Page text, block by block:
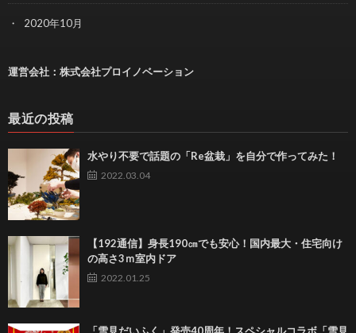
2020年10月
運営会社： 株式会社プロイノベーション
最近の投稿
水やり不要で話題の「Re盆栽」を自分で作ってみた！
2022.03.04
【192通信】身長190㎝でも安心！国内最大・住宅向け
の高さ3ｍ室内ドア
2022.01.25